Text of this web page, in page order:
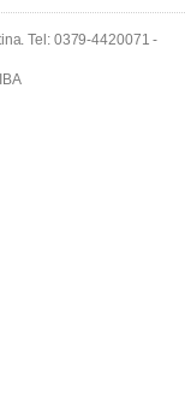
Tel: 0379-4420071 -